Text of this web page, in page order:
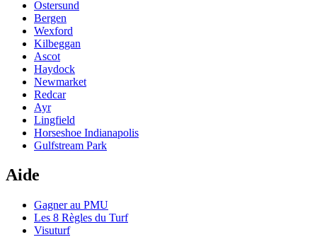
Ostersund
Bergen
Wexford
Kilbeggan
Ascot
Haydock
Newmarket
Redcar
Ayr
Lingfield
Horseshoe Indianapolis
Gulfstream Park
Aide
Gagner au PMU
Les 8 Règles du Turf
Visuturf